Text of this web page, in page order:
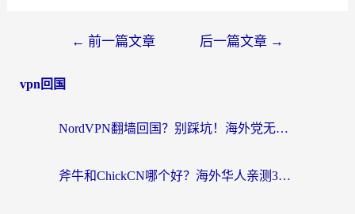
← 前一篇文章 后一篇文章 →
vpn回国
NordVPN翻墙回国？别踩坑！海外党无缝访问国内资源的真实指南
斧牛和ChickCN哪个好？海外华人亲测3款回国加速器+免费试用攻略